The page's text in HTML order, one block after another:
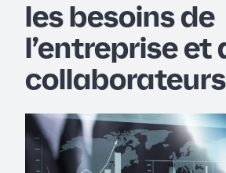
les besoins de
l’entreprise et